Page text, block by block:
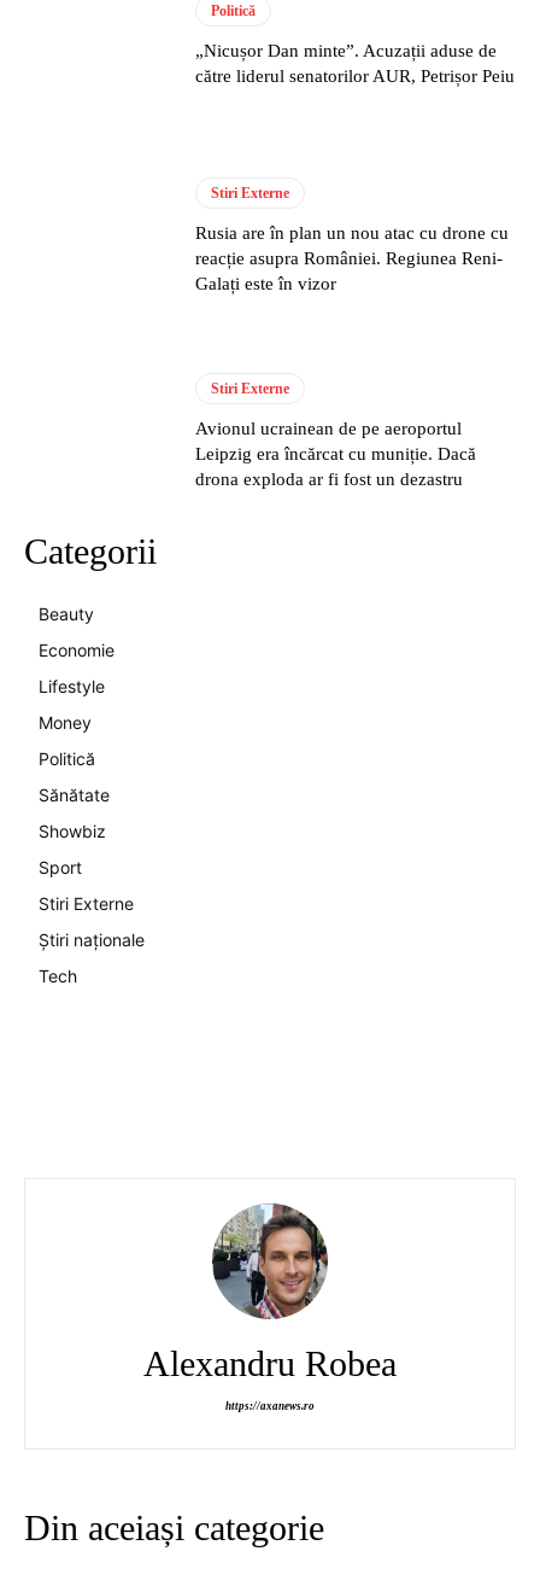
Politică
„Nicușor Dan minte”. Acuzații aduse de
către liderul senatorilor AUR, Petrișor Peiu
Stiri Externe
Rusia are în plan un nou atac cu drone cu
reacție asupra României. Regiunea Reni-
Galați este în vizor
Stiri Externe
Avionul ucrainean de pe aeroportul
Leipzig era încărcat cu muniție. Dacă
drona exploda ar fi fost un dezastru
Categorii
Beauty
Economie
Lifestyle
Money
Politică
Sănătate
Showbiz
Sport
Stiri Externe
Știri naționale
Tech
Alexandru Robea
https://axanews.ro
Din aceiași categorie